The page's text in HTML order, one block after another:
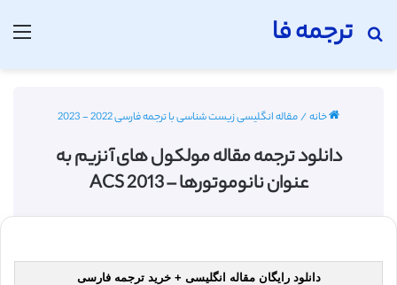
ترجمه فا
جستجو برای
خانه/مقاله انگلیسی زیست شناسی با ترجمه فارسی 2022 - 2023
دانلود ترجمه مقاله مولکول های آنزیم به
عنوان نانوموتورها – 2013 ACS
دانلود رایگان مقاله انگلیسی + خرید ترجمه فارسی